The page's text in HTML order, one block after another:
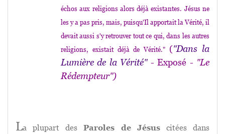
échos aux religions alors déjà existantes. Jésus ne
les y a pas pris, mais, puisqu'Il apportait la Vérité, il
devait aussi s'y retrouver tout ce qui, dans les autres
religions, existait déjà de Vérité." ("Dans la
Lumière de la Vérité"- Exposé - "Le
Rédempteur")
La plupart desParoles de Jésuscitées dans